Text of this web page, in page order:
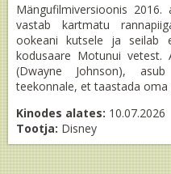
Mängufilmiversioonis 2016.
vastab kartmatu
ookeani kutsele ja seilab
kodusaare Motunui vetest.
(Dwayne Johnson),
teekonnale, et taastada oma
Kinodes alates: 10.07.2026
Tootja: Disney